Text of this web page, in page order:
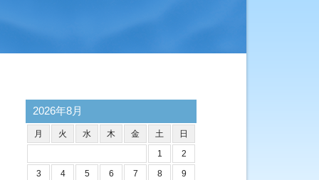
2026年8月
月 火 水 木 金 土
日
1
2
3
4 5 6 7 8 9